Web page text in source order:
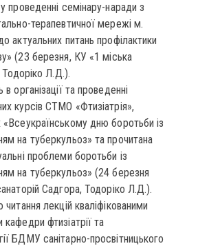
проведенні семінару-наради з
терапевтичної мережі м.
актуальних питань профілактики
(23 березня, КУ «1 міська
Тодоріко Л.Д.).
в організації та проведенні
курсів СТМО «Фтизіатрія»,
«Всеукраїнському дню боротьби із
на туберкульоз» та прочитана
проблеми боротьби із
на туберкульоз» (24 березня
Садгора, Тодоріко Л.Д.).
читання лекцій кваліфікованими
фтизіатрії та
БДМУ санітарно-просвітницького